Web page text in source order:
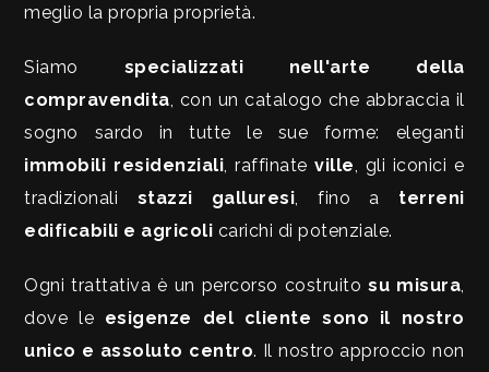
meglio la propria proprietà.
Siamo specializzati nell'arte della
compravendita, con un catalogo che abbraccia il
sogno sardo in tutte le sue forme: eleganti
immobili residenziali, raffinateville, gli iconici e
tradizionali stazzi galluresi, fino a terreni
edificabili e agricoli carichi di potenziale.
Ogni trattativa è un percorso costruitosu misura,
dove le esigenze del cliente sono il nostro
unico e assoluto centro. Il nostro approccio non
Residenziali
Terreni
Prezzo